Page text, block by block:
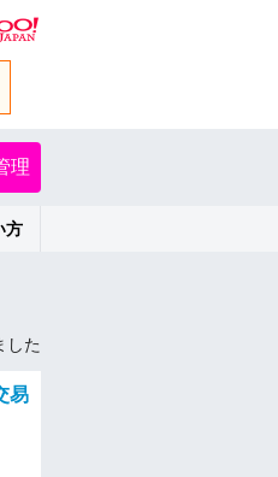
理
方
した
易